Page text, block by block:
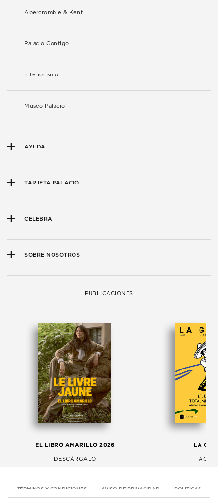
Abercrombie & Kent
Palacio Contigo
Interiorismo
Museo Palacio
AYUDA
TARJETA PALACIO
CELEBRA
SOBRE NOSOTROS
PUBLICACIONES
EL LIBRO AMARILLO 2026
DESCÁRGALO
LA
TÉRMINOS Y CONDICIONES AVISO DE PRIVACIDAD POLITICAS